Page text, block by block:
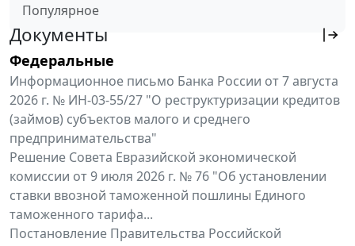
Популярное
Документы
Федеральные
Информационное письмо Банка России от 7 августа
2026 г. № ИН-03-55/27 "О реструктуризации кредитов
(займов) субъектов малого и среднего
предпринимательства"
Решение Совета Евразийской экономической
комиссии от 9 июля 2026 г. № 76 "Об установлении
ставки ввозной таможенной пошлины Единого
таможенного тарифа...
Постановление Правительства Российской